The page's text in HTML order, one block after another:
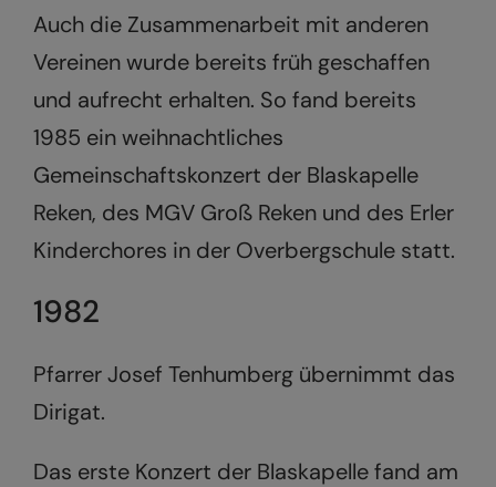
Auch die Zusammenarbeit mit anderen
Vereinen wurde bereits früh geschaffen
und aufrecht erhalten. So fand bereits
1985 ein weihnachtliches
Gemeinschaftskonzert der Blaskapelle
Reken, des MGV Groß Reken und des Erler
Kinderchores in der Overbergschule statt.
1982
Pfarrer Josef Tenhumberg übernimmt das
Dirigat.
Das erste Konzert der Blaskapelle fand am